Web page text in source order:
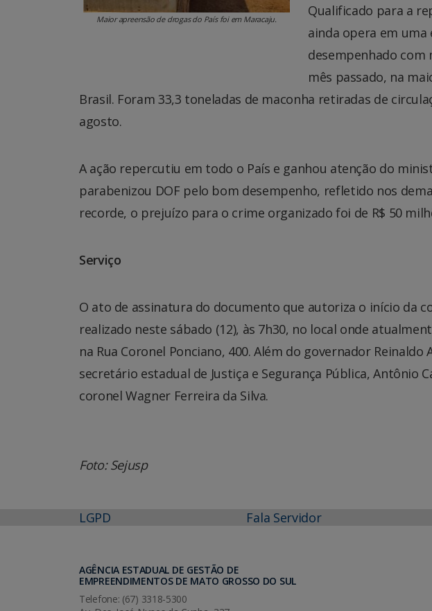
Maior apreensão de drogas do País foi em Maracaju.
Qualificado para a
ainda opera em
desempenhado
mês passado, na
Brasil. Foram 33,3 toneladas de maconha retiradas de
agosto.
A ação repercutiu em todo o País e ganhou atenção do
parabenizou DOF pelo bom desempenho, refletido nos
recorde, o prejuízo para o crime organizado foi de R$ 50
Serviço
O ato de assinatura do documento que autoriza o início da
realizado neste sábado (12), às 7h30, no local onde
na Rua Coronel Ponciano, 400. Além do governador
secretário estadual de Justiça e Segurança Pública, Antônio
coronel Wagner Ferreira da Silva.
Foto: Sejusp
LGPD Fala Servidor
AGÊNCIA ESTADUAL DE GESTÃO DE
EMPREENDIMENTOS DE MATO GROSSO DO SUL
Telefone: (67) 3318-5300